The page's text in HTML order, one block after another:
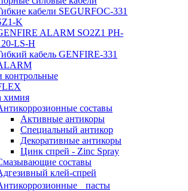
кабели SEGURFOC-331
K
ALARM SO2Z1 PH-
LS-H
кабель GENFIRE-331
контрольные
химия
составы
Активные антикоры
Специальный антикор
Декоративные антикоры
Цинк спрей - Zinc Spray
составы
клей-спрей
пасты